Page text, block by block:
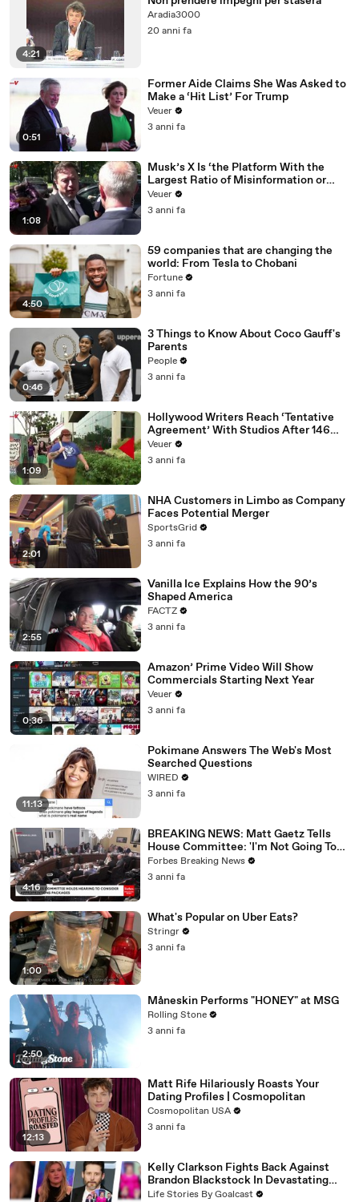
4:21
Aradia3000
20 anni fa
0:51
Former Aide Claims She Was Asked to
Make a ‘Hit List’ For Trump
Veuer
3 anni fa
1:08
Musk’s X Is ‘the Platform With the
Largest Ratio of Misinformation or
Disinformation’ Amongst All Social
Media Platforms
Veuer
3 anni fa
4:50
59 companies that are changing the
world: From Tesla to Chobani
Fortune
3 anni fa
0:46
3 Things to Know About Coco Gauff's
Parents
People
3 anni fa
1:09
Hollywood Writers Reach ‘Tentative
Agreement’ With Studios After 146
Day Strike
Veuer
3 anni fa
2:01
NHA Customers in Limbo as Company
Faces Potential Merger
SportsGrid
3 anni fa
2:55
Vanilla Ice Explains How the 90’s
Shaped America
FACTZ
3 anni fa
0:36
Amazon’ Prime Video Will Show
Commercials Starting Next Year
Veuer
3 anni fa
11:13
Pokimane Answers The Web's Most
Searched Questions
WIRED
3 anni fa
4:16
BREAKING NEWS: Matt Gaetz Tells
House Committee: 'I'm Not Going To
Vote For A Continuing Resolution'
Forbes Breaking News
3 anni fa
1:00
What's Popular on Uber Eats?
Stringr
3 anni fa
2:50
Måneskin Performs "HONEY" at MSG
Rolling Stone
3 anni fa
12:13
Matt Rife Hilariously Roasts Your
Dating Profiles | Cosmopolitan
Cosmopolitan USA
3 anni fa
Kelly Clarkson Fights Back Against
Brandon Blackstock In Devastating
Divorce Battle
Life Stories By Goalcast